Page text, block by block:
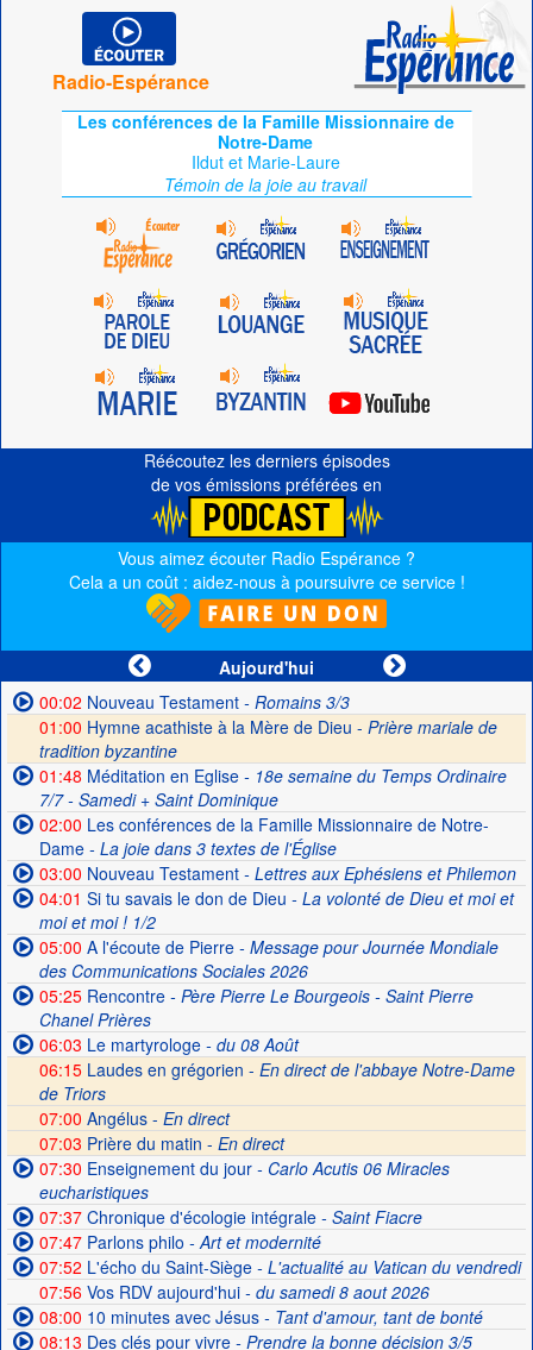
Radio-Espérance
Les conférences de la Famille Missionnaire de
Notre-Dame
Ildut et Marie-Laure
Témoin de la joie au travail
Réécoutez les derniers épisodes
de vos émissions préférées en
Vous aimez écouter Radio Espérance ?
Cela a un coût : aidez-nous à poursuivre ce service !
Aujourd'hui
00:02 Nouveau Testament- Romains 3/3
01:00 Hymne acathiste à la Mère de Dieu - Prière mariale de
tradition byzantine
01:48 Méditation en Eglise- 18e semaine du Temps Ordinaire
7/7 - Samedi + Saint Dominique
02:00 Les conférences de la Famille Missionnaire de Notre-
Dame- La joie dans 3 textes de l'Église
03:00 Nouveau Testament- Lettres aux Ephésiens et Philemon
04:01 Si tu savais le don de Dieu - La volonté de Dieu et moi et
moi et moi ! 1/2
05:00 A l'écoute de Pierre- Message pour Journée Mondiale
des Communications Sociales 2026
05:25Rencontre- Père Pierre Le Bourgeois - Saint Pierre
Chanel Prières
06:03 Le martyrologe- du 08 Août
06:15Laudes en grégorien - En direct de l'abbaye Notre-Dame
de Triors
07:00 Angélus - En direct
07:03 Prière du matin - En direct
07:30 Enseignement du jour- Carlo Acutis 06 Miracles
eucharistiques
07:37Chronique d'écologie intégrale- Saint Fiacre
07:47Parlons philo - Art et modernité
07:52 L'écho du Saint-Siège- L'actualité au Vatican du vendredi
07:56Vos RDV aujourd'hui- du samedi 8 aout 2026
08:00 10 minutes avec Jésus- Tant d'amour, tant de bonté
08:13 Des clés pour vivre- Prendre la bonne décision 3/5